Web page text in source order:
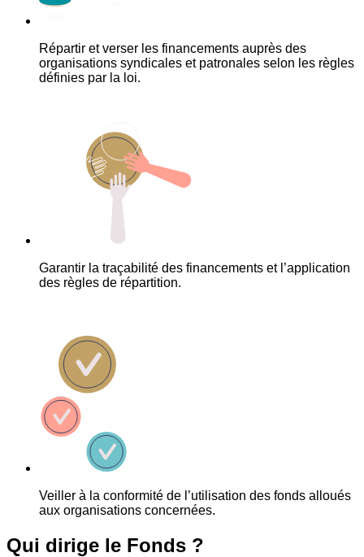
Répartir et verser les financements auprès des
organisations syndicales et patronales selon les règles
définies par la loi.
Garantir la traçabilité des financements et l’application
des règles de répartition.
Veiller à la conformité de l’utilisation des fonds alloués
aux organisations concernées.
Qui dirige le Fonds ?